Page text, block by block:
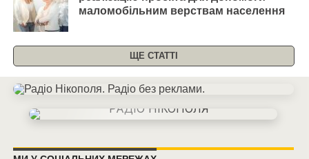
маломобільним верствам населення
ЩЕ СТАТТІ